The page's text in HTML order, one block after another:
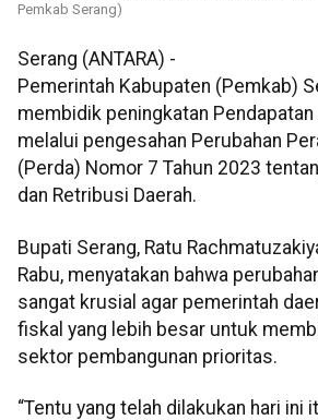
Pemkab Serang)
Serang (ANTARA) -
Pemerintah Kabupaten (Pemkab)
membidik peningkatan Pendapatan
melalui pengesahan Perubahan
(Perda) Nomor 7 Tahun 2023
dan Retribusi Daerah.
Bupati Serang, Ratu
Rabu, menyatakan bahwa
sangat krusial agar pemerintah
fiskal yang lebih besar untuk
sektor pembangunan prioritas.
“Tentu yang telah dilakukan hari ini